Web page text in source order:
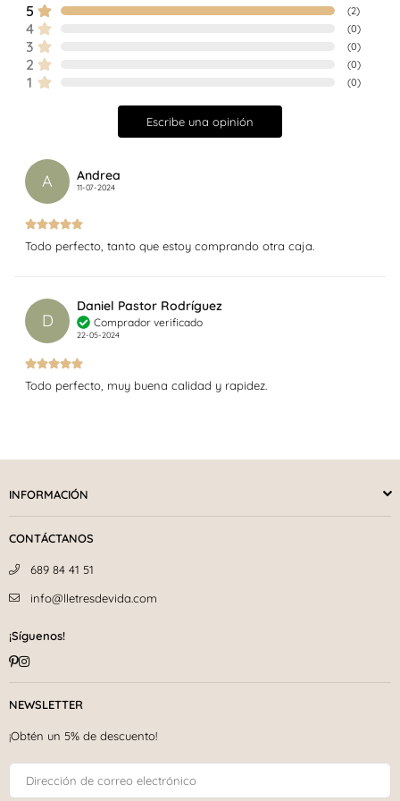
5 (2)
4 (0)
3 (0)
2 (0)
1 (0)
Escribe una opinión
A Andrea
11-07-2024
Todo perfecto, tanto que estoy comprando otra caja.
D
Daniel Pastor Rodríguez
Comprador verificado
22-05-2024
Todo perfecto, muy buena calidad y rapidez.
INFORMACIÓN
CONTÁCTANOS
689 84 41 51
info@lletresdevida.com
¡Síguenos!
Pinterest
Instagram
NEWSLETTER
¡Obtén un 5% de descuento!